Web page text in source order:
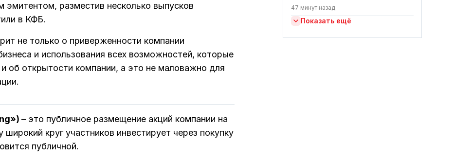
эмитентом, разместив несколько выпусков
в КФБ.
не только о приверженности компании
и использования всех возможностей, которые
об открытости компании, а это не маловажно для
– это публичное размещение акций компании на
круг участников инвестирует через покупку
публичной.
47 минут назад
Показать ещё